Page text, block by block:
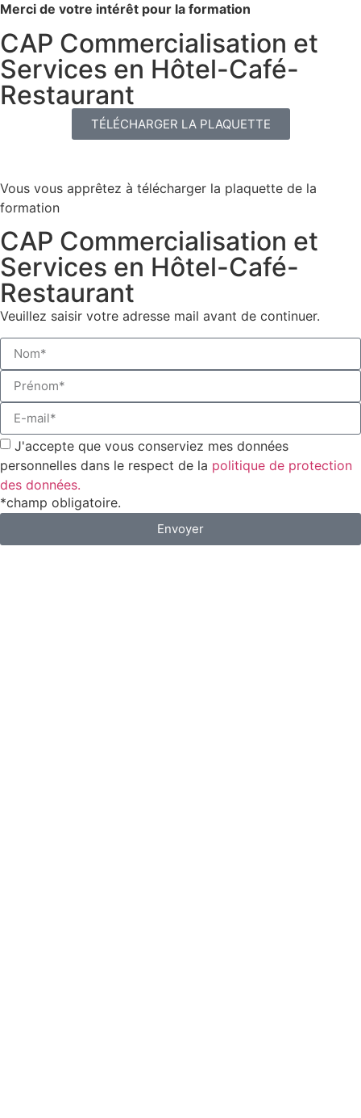
Merci de votre intérêt pour la formation
CAP Commercialisation et
Services en Hôtel-Café-
Restaurant
TÉLÉCHARGER LA PLAQUETTE
Vous vous apprêtez à télécharger la plaquette de la
formation
CAP Commercialisation et
Services en Hôtel-Café-
Restaurant
Veuillez saisir votre adresse mail avant de continuer.
J'accepte que vous conserviez mes données
personnelles dans le respect de la politique de protection
des données.
*champ obligatoire.
Envoyer